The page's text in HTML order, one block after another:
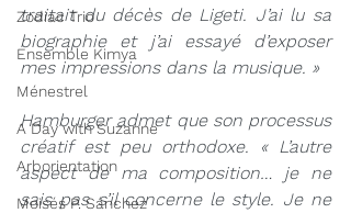
Zodiac Trio
Ensemble Kimya
Ménestrel
A Day with Suzanne
Arborientation
Moisés P. Sánchez
traitait du décès de Ligeti. J’ai lu sa
biographie et j’ai essayé d’exposer
mes impressions dans la musique. »
Hamburger admet que son processus
créatif est peu orthodoxe. « L’autre
aspect de ma composition… je ne
sais pas s’il concerne le style. Je ne